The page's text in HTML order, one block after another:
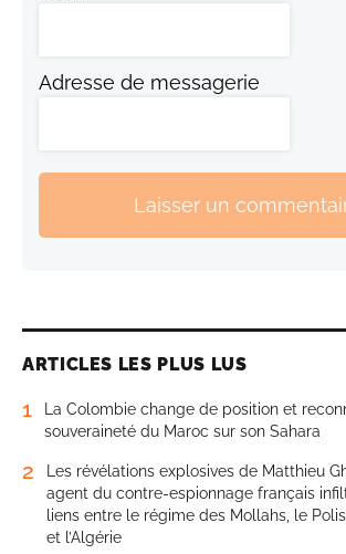
Adresse de messagerie
Laisser un
ARTICLES LES PLUS LUS
1
La Colombie change de position et
souveraineté du Maroc sur son Sahara
2
Les révélations explosives de Matthieu
agent du contre-espionnage français
liens entre le régime des Mollahs, le
et l’Algérie